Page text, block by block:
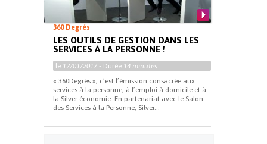
360 Degrés
LES OUTILS DE GESTION DANS LES
SERVICES À LA PERSONNE !
le 12/01/2017 - Durée 14 minutes
« 360Degrés », c’est l’émission consacrée aux
services à la personne, à l’emploi à domicile et à
la Silver économie. En partenariat avec le Salon
des Services à la Personne, Silver...